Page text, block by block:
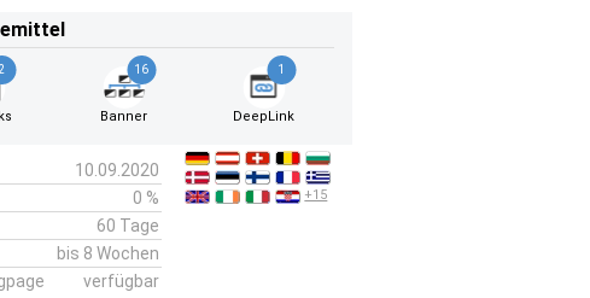
2 16
Banner
1
DeepLink
10.09.2020
0 %
60 Tage
bis 8 Wochen
verfügbar
+15